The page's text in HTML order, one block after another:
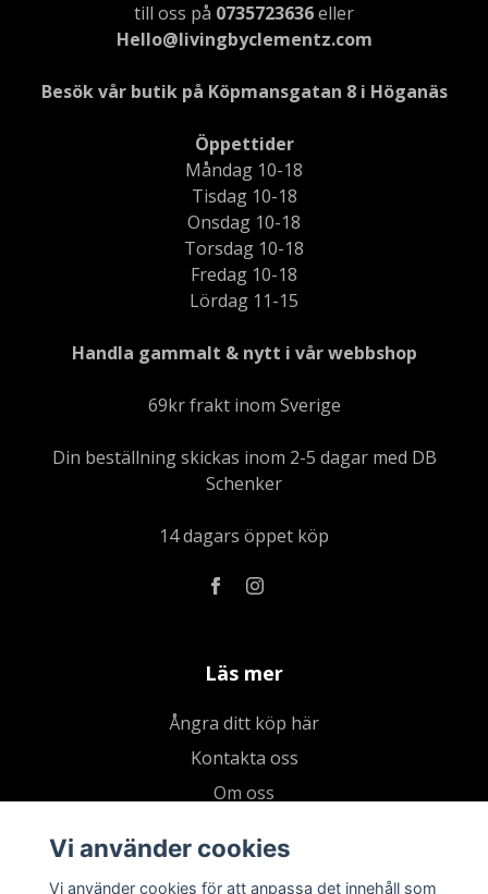
till oss på 0735723636eller
Hello@livingbyclementz.com
Besök vår butik på Köpmansgatan 8 i Höganäs
Öppettider
Måndag 10-18
Tisdag 10-18
Onsdag 10-18
Torsdag 10-18
Fredag 10-18
Lördag 11-15
Handla gammalt & nytt i vår webbshop
69kr frakt inom Sverige
Din beställning skickas inom 2-5 dagar med DB
Schenker
14 dagars öppet köp
Läs mer
Ångra ditt köp här
Kontakta oss
Om oss
Kundklubb
Vi använder cookies
Vi använder cookies för att anpassa det innehåll som